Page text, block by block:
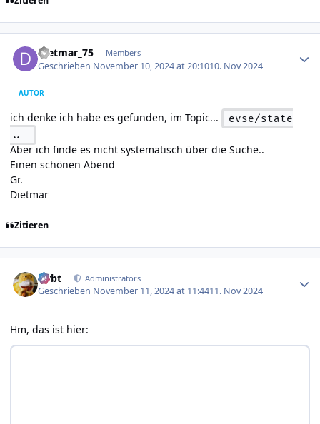
Dietmar_75 Members
Geschrieben November 10, 2024 at 20:1010. Nov 2024
AUTOR
ich denke ich habe es gefunden, im Topic...
evse/state
..
Aber ich finde es nicht systematisch über die Suche..
Einen schönen Abend
Gr.
Dietmar
Zitieren
rtrbt Administrators
Geschrieben November 11, 2024 at 11:4411. Nov 2024
Hm, das ist hier: